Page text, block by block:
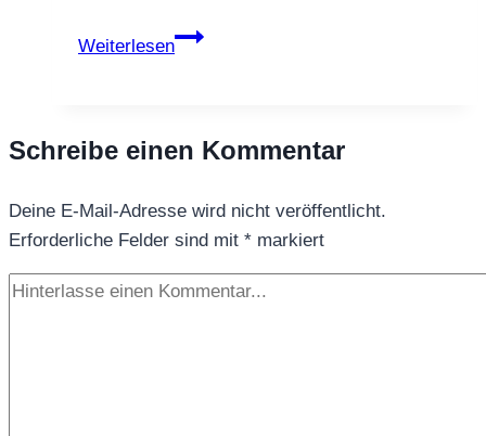
Weiterlesen
GRÜNTEE
Schreibe einen Kommentar
Deine E-Mail-Adresse wird nicht veröffentlicht.
Erforderliche Felder sind mit * markiert